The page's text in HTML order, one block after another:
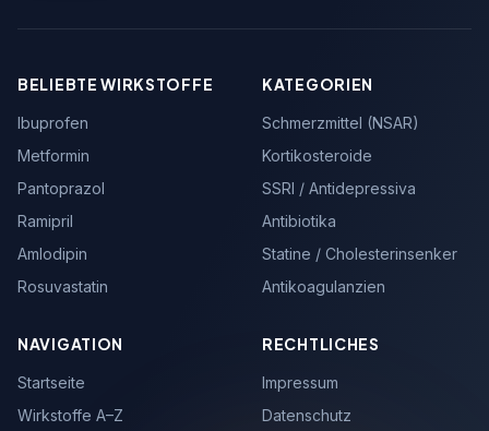
BELIEBTE WIRKSTOFFE
Ibuprofen
Metformin
Pantoprazol
Ramipril
Amlodipin
Rosuvastatin
KATEGORIEN
Schmerzmittel (NSAR)
Kortikosteroide
SSRI / Antidepressiva
Antibiotika
Statine / Cholesterinsenker
Antikoagulanzien
NAVIGATION
Startseite
Wirkstoffe A–Z
RECHTLICHES
Impressum
Datenschutz